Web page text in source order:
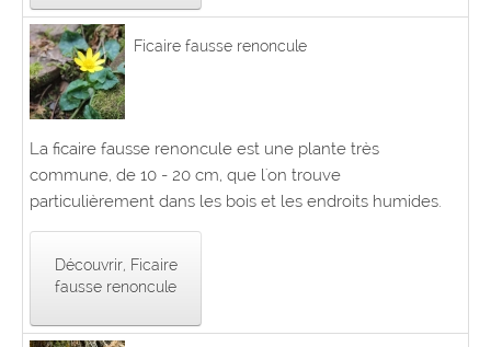
Ficaire fausse renoncule
La ficaire fausse renoncule est une plante très
commune, de 10 - 20 cm, que l'on trouve
particulièrement dans les bois et les endroits humides.
Découvrir, Ficaire
fausse renoncule